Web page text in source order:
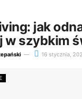
jak
w szybkim
16 stycznia,